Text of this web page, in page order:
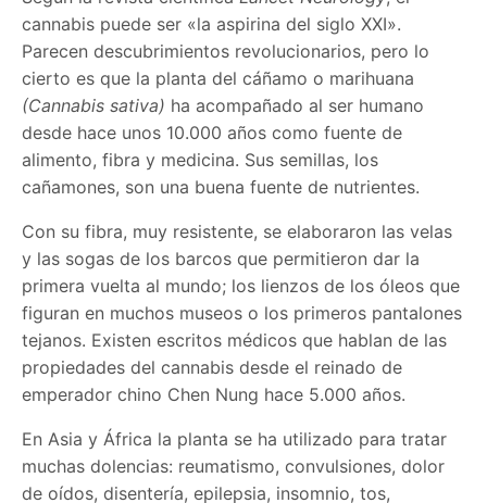
cannabis puede ser «la aspirina del siglo XXI».
Parecen descubrimientos revolucionarios, pero lo
cierto es que la planta del cáñamo o marihuana
(Cannabis sativa) ha acompañado al ser humano
desde hace unos 10.000 años como fuente de
alimento, fibra y medicina. Sus semillas, los
cañamones, son una buena fuente de nutrientes.
Con su fibra, muy resistente, se elaboraron las velas
y las sogas de los barcos que permitieron dar la
primera vuelta al mundo; los lienzos de los óleos que
figuran en muchos museos o los primeros pantalones
tejanos. Existen escritos médicos que hablan de las
propiedades del cannabis desde el reinado de
emperador chino Chen Nung hace 5.000 años.
En Asia y África la planta se ha utilizado para tratar
muchas dolencias: reumatismo, convulsiones, dolor
de oídos, disentería, epilepsia, insomnio, tos,